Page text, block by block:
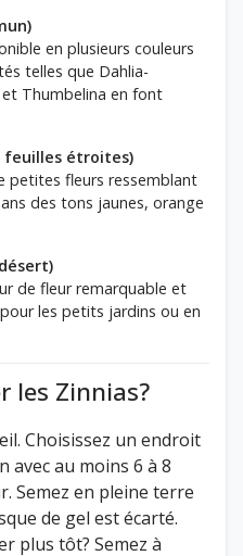
en plusieurs couleurs
telles que Dahlia-
Thumbelina en font
étroites)
petites fleurs ressemblant
des tons jaunes, orange
de fleur remarquable et
les petits jardins ou en
les Zinnias?
Choisissez un endroit
avec au moins 6 à 8
Semez en pleine terre
de gel est écarté.
plus tôt? Semez à